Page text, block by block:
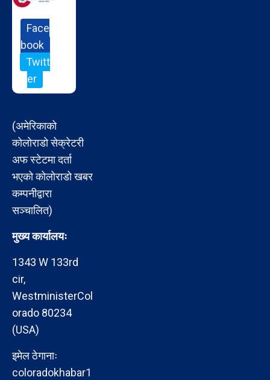
Face
book
Twitt
er
(अमेरिकाको
कोलोराडो सेक्रेटरी
अफ स्टेटमा दर्ता
भएको कोलोराडो खबर
कम्पनीद्वारा
सञ्चालित)
मुख्य कार्यालयः
1343 W 133rd
cir,
WestministerCol
orado 80234
(USA)
इमेल ठेगानाः
coloradokhabar1